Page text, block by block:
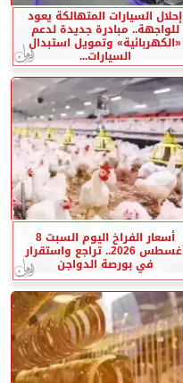
إحلال السيارات المتهالكة يعود
للواجهة.. مبادرة جديدة لدعم
«الكهربائية» وتمويل استبدال
السيارات...
أسعار الفراخ اليوم السبت 8
أغسطس 2026.. تراجع واستقرار
في بورصة الدواجن